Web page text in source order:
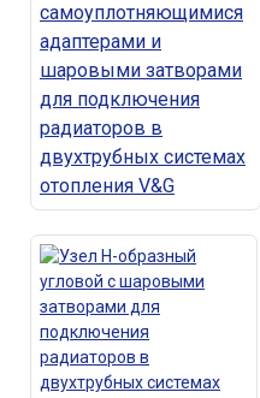
самоуплотняющимися
адаптерами и
шаровыми затворами
для подключения
радиаторов в
двухтрубных системах
отопления V&G